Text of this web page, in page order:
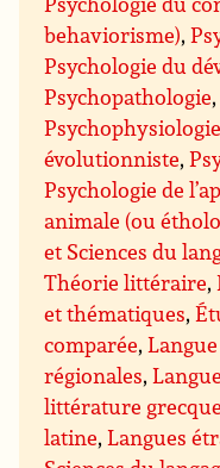
behaviorisme),
Psychologie du
Psychopathologie
Psychophysiologie
évolutionniste,
Psychologie de
animale (ou
et Sciences du
Théorie littéraire,
et thématiques,
comparée,
régionales,
littérature grecque
latine,Langues